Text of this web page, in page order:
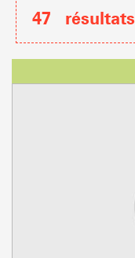
47 résultats